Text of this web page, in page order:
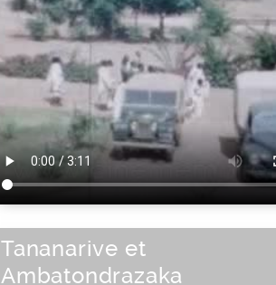
Tananarive et
Ambatondrazaka